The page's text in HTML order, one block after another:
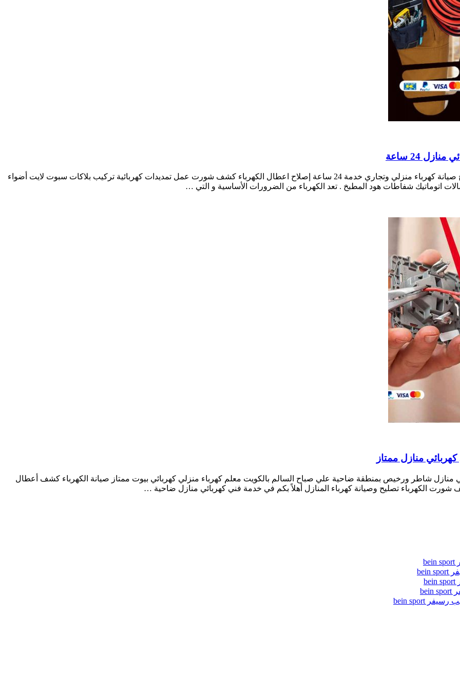
أول فني كهربائي منازل ضاحية علي صباح السالم بالكويت فني تصليح صيانة كهرباء منزلي وتجاري خدمة 24 ساعة إصلاح اعطال الكهرباء كشف شورت عمل تمديدات كهربائية تركيب بلاكات سبوت لايت أضواء
اتوماتيك شفاطات هود المطبخ . تعد الكهرباء من الضرورات الأساسية و التي …
منازل شاطر ورخيص بمنطقة ضاحية علي صباح السالم بالكويت معلم كهرباء منزلي كهربائي بيوت ممتاز صيانة الكهرباء كشف أعطال
الكهرباء تصليح وصيانة كهرباء المنازل أهلاً بكم في خدمة فني كهربائي منازل ضاحية …